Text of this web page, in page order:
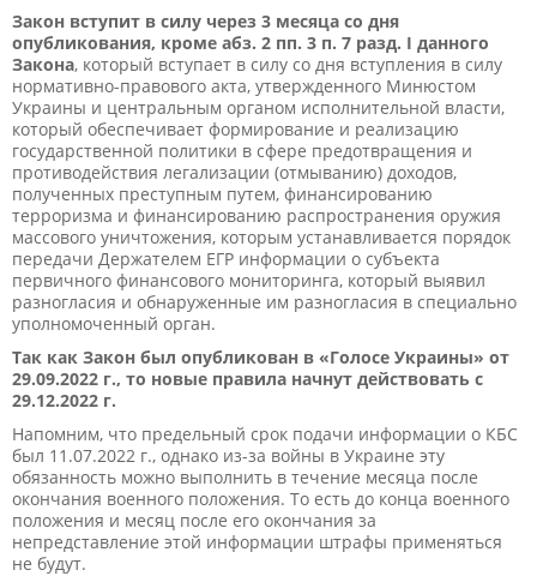
Закон вступит в силу через 3 месяца со дня
опубликования, кроме абз. 2 пп. 3 п. 7 разд. I данного
Закона, который вступает в силу со дня вступления в силу
нормативно-правового акта, утвержденного Минюстом
Украины и центральным органом исполнительной власти,
который обеспечивает формирование и реализацию
государственной политики в сфере предотвращения и
противодействия легализации (отмыванию) доходов,
полученных преступным путем, финансированию
терроризма и финансированию распространения оружия
массового уничтожения, которым устанавливается порядок
передачи Держателем ЕГР информации о субъекта
первичного финансового мониторинга, который выявил
разногласия и обнаруженные им разногласия в специально
уполномоченный орган.
Так как Закон был опубликован в «Голосе Украины» от
29.09.2022 г., то новые правила начнут действовать с
29.12.2022 г.
Напомним, что предельный срок подачи информации о КБС
был 11.07.2022 г., однако из-за войны в Украине эту
обязанность можно выполнить в течение месяца после
окончания военного положения. То есть до конца военного
положения и месяц после его окончания за
непредставление этой информации штрафы применяться
не будут.